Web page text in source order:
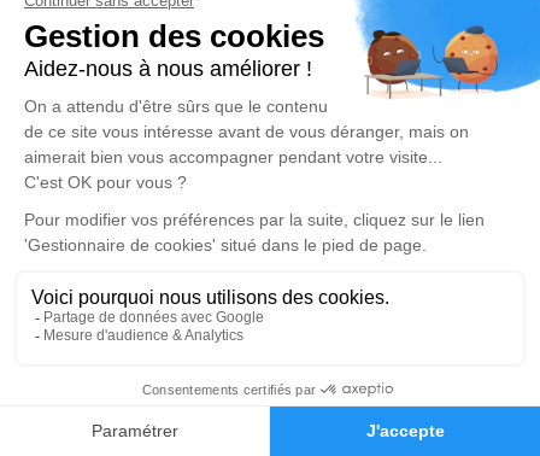
Faire-part Hommages
anecdote ou exprimer vos pensées à travers des
poèmes ou des textes. Cet endroit est un lieu
d'expression dédié à honorer la mémoire de Josiane
DOLPHENS.
Un service de plantation d’arbre hommage est
disponible ici.
Je rends hommage
Cérémonie civile
Crématorium de Montluçon de Domérat
70 Avenue Ambroise Croizat